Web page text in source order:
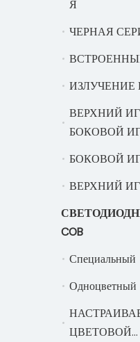
Я
ЧЕРНАЯ
ИЗЛУЧЕНИЕ
ВЕРХНИЙ
БОКОВОЙ
БОКОВОЙ
ВЕРХНИЙ
COB
Специальный
Одноцветный
ЦВЕТОВОЙ